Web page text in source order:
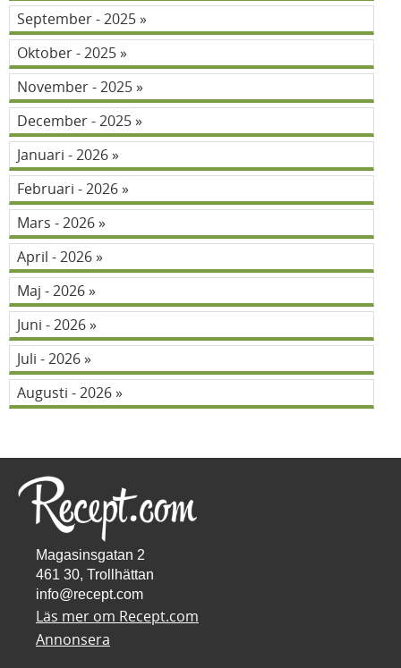
September - 2025
Oktober - 2025
November - 2025
December - 2025
Januari - 2026
Februari - 2026
Mars - 2026
April - 2026
Maj - 2026
Juni - 2026
Juli - 2026
Augusti - 2026
Magasinsgatan 2
461 30, Trollhättan
info@recept.com
Läs mer om Recept.com
Annonsera